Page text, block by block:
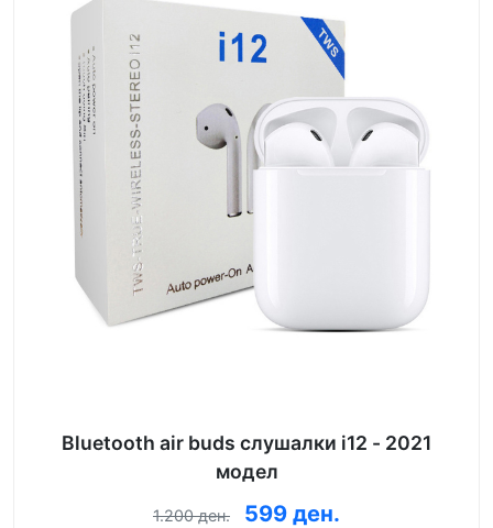
Bluetooth air buds слушалки i12 - 2021
модел
1.200 ден. 599 ден.